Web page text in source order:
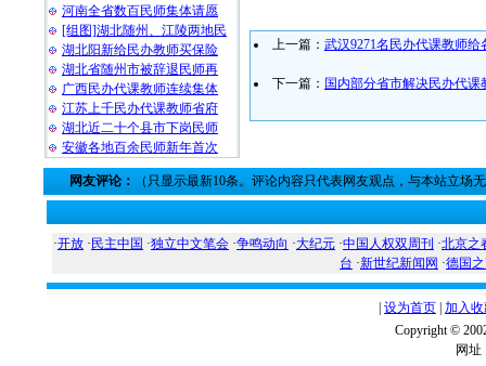
河南全省数百民师集体请愿
[组图]湖北随州、江陵两地民
湖北阳新给民办教师买保险
湖北省随州市被辞退民师再
广西民办代课教师连续集体
江苏上千民办代课教师省府
湖北近二十个县市下岗民师
安徽各地百余民师新年首次
上一篇： 武汉9271名民办代课教师给
下一篇： 国内部分省市解决民办代课
网友评论： （只显示最新10条。评论内容只代表网友观点，与本站立场
·开放 · 民主中国 ·独立中文笔会 ·争鸣动向 ·大纪元 ·中国人权双周刊 ·北京之
台 ·新世纪新闻网 ·德国
设为首页 加入
Copyright ©
网址